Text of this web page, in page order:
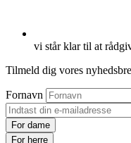
vi står klar til at
Tilmeld dig vores
Fornavn
For dame
For herre